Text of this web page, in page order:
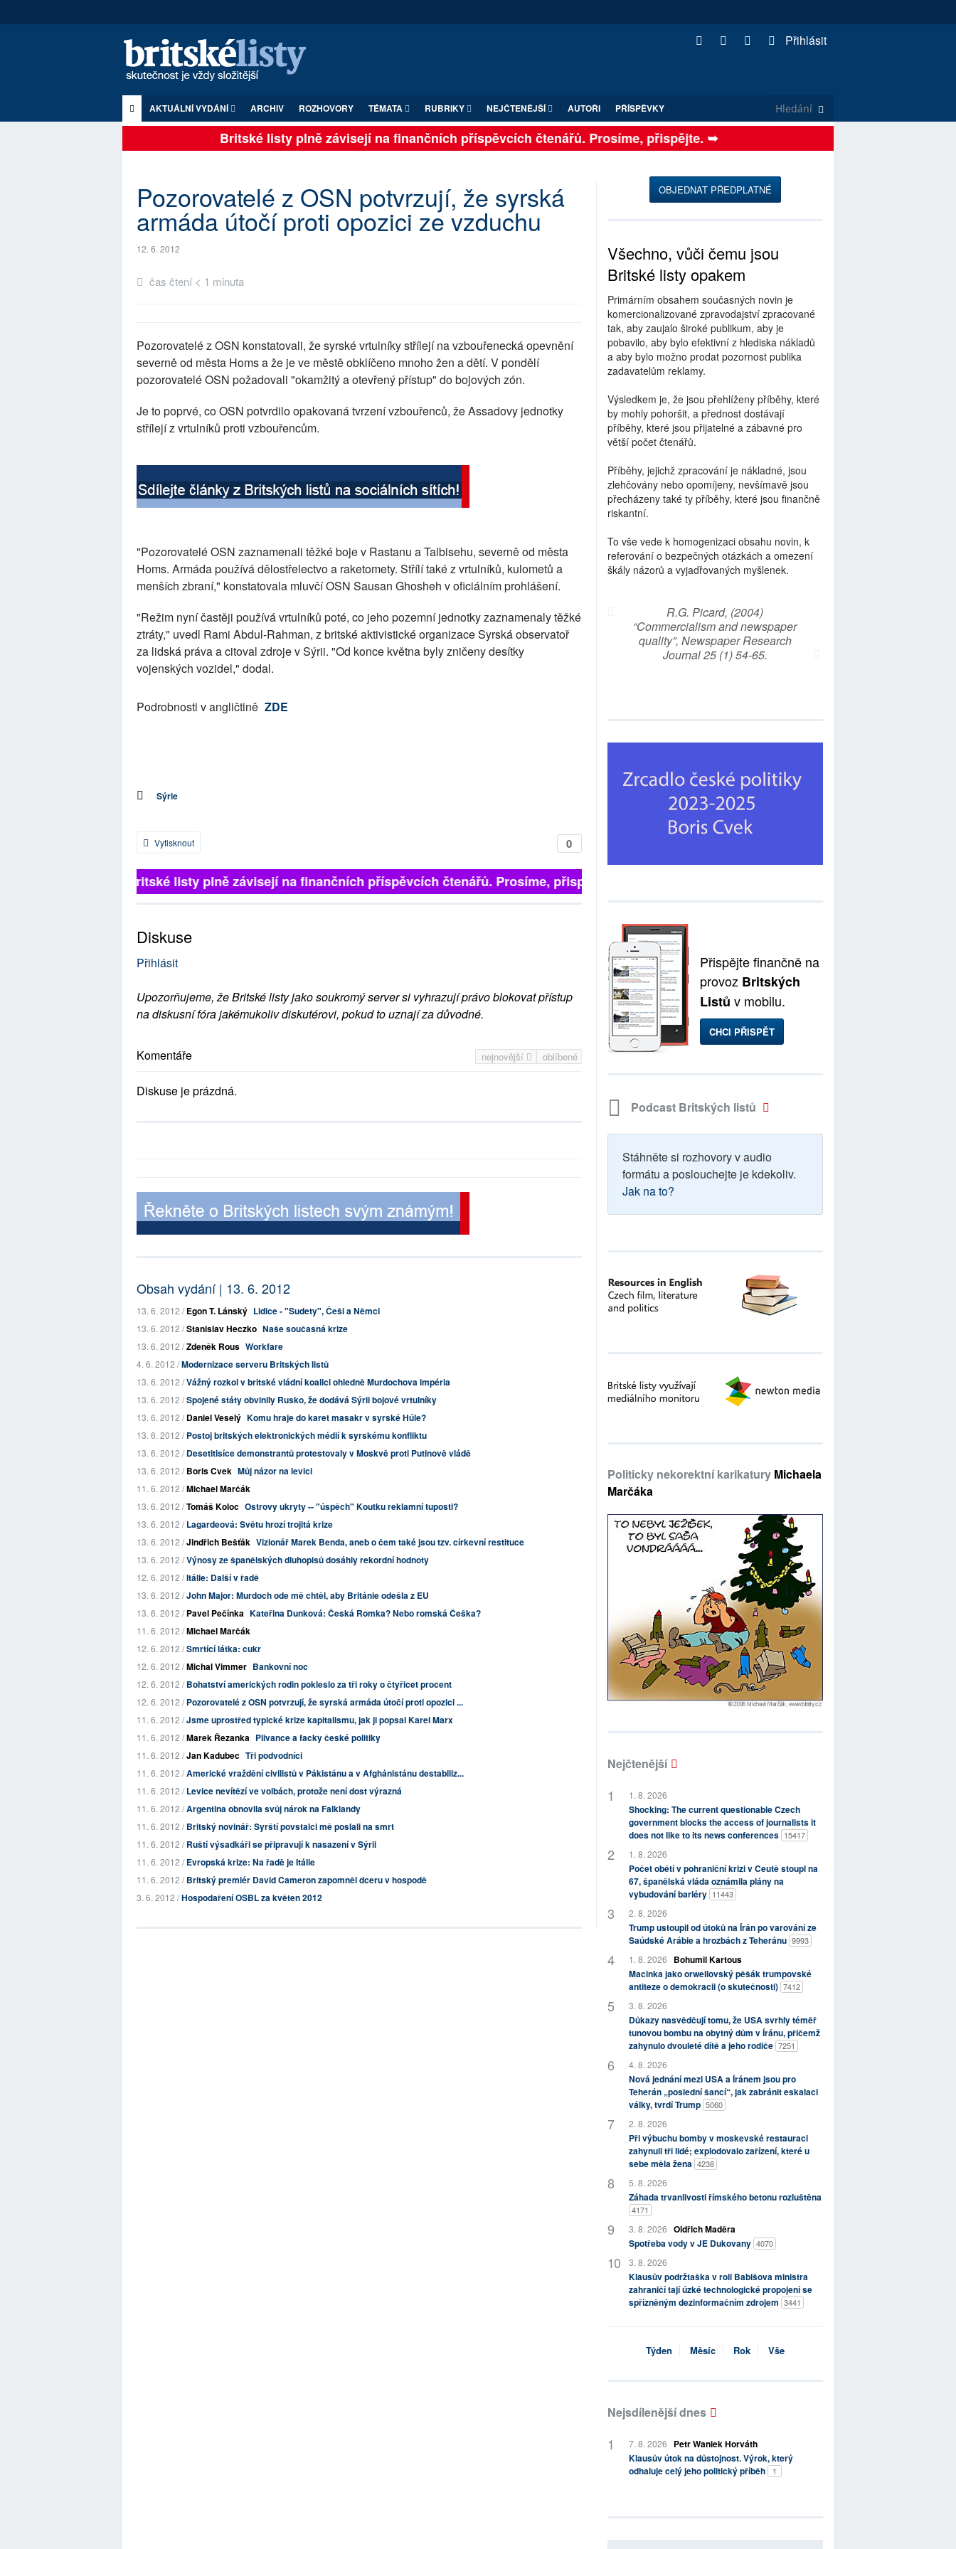
Přihlásit
AKTUÁLNÍ VYDÁNÍ ARCHIV ROZHOVORY TÉMATA RUBRIKY NEJČTENĚJŠÍ AUTOŘI PŘÍSPĚVKY
Britské listy plně závisejí na finančních příspěvcích čtenářů. Prosíme, přispějte. ➥
Pozorovatelé z OSN potvrzují, že syrská
armáda útočí proti opozici ze vzduchu
12. 6. 2012
čas čtení < 1 minuta
Pozorovatelé z OSN konstatovali, že syrské vrtulníky střílejí na vzbouřenecká opevnění
severně od města Homs a že je ve městě obklíčeno mnoho žen a dětí. V pondělí
pozorovatelé OSN požadovali "okamžitý a otevřený přístup" do bojových zón.
Je to poprvé, co OSN potvrdilo opakovaná tvrzení vzbouřenců, že Assadovy jednotky
střílejí z vrtulníků proti vzbouřencům.
"Pozorovatelé OSN zaznamenali těžké boje v Rastanu a Talbisehu, severně od města
Homs. Armáda používá dělostřelectvo a raketomety. Střílí také z vrtulníků, kulometů a
menších zbraní," konstatovala mluvčí OSN Sausan Ghosheh v oficiálním prohlášení.
"Režim nyní častěji používá vrtulníků poté, co jeho pozemní jednotky zaznamenaly těžké
ztráty," uvedl Rami Abdul-Rahman, z britské aktivistické organizace Syrská observatoř
za lidská práva a citoval zdroje v Sýrii. "Od konce května byly zničeny desítky
vojenských vozidel," dodal.
Podrobnosti v angličtině ZDE
Sýrie
0
Vytisknout
Britské listy plně závisejí na finančních příspěvcích čtenářů. Prosíme, přispějte. ➥
Diskuse
Přihlásit
Upozorňujeme, že Britské listy jako soukromý server si vyhrazují právo blokovat přístup
na diskusní fóra jakémukoliv diskutérovi, pokud to uznají za důvodné.
nejnovější oblíbené
Komentáře
Diskuse je prázdná.
Obsah vydání | 13. 6. 2012
13. 6. 2012 /Egon T. Lánský Lidice - "Sudety", Češi a Němci
13. 6. 2012 /Stanislav Heczko Naše současná krize
13. 6. 2012 /Zdeněk Rous Workfare
4. 6. 2012 /Modernizace serveru Britských listů
13. 6. 2012 /Vážný rozkol v britské vládní koalici ohledně Murdochova impéria
13. 6. 2012 /Spojené státy obvinily Rusko, že dodává Sýrii bojové vrtulníky
13. 6. 2012 /Daniel Veselý Komu hraje do karet masakr v syrské Húle?
13. 6. 2012 /Postoj britských elektronických médií k syrskému konfliktu
13. 6. 2012 /Desetitisíce demonstrantů protestovaly v Moskvě proti Putinově vládě
13. 6. 2012 /Boris Cvek Můj názor na levici
11. 6. 2012 /Michael Marčák
13. 6. 2012 /Tomáš Koloc Ostrovy ukryty -- "úspěch" Koutku reklamní tuposti?
13. 6. 2012 /Lagardeová: Světu hrozí trojitá krize
13. 6. 2012 /Jindřich Bešťák Vizionář Marek Benda, aneb o čem také jsou tzv. církevní restituce
13. 6. 2012 /Výnosy ze španělských dluhopisů dosáhly rekordní hodnoty
12. 6. 2012 /Itálie: Další v řadě
13. 6. 2012 /John Major: Murdoch ode mě chtěl, aby Británie odešla z EU
13. 6. 2012 /Pavel Pečínka Kateřina Dunková: Česká Romka? Nebo romská Češka?
11. 6. 2012 /Michael Marčák
12. 6. 2012 /Smrtící látka: cukr
12. 6. 2012 /Michal Vimmer Bankovní noc
12. 6. 2012 /Bohatství amerických rodin pokleslo za tři roky o čtyřicet procent
12. 6. 2012 /Pozorovatelé z OSN potvrzují, že syrská armáda útočí proti opozici ...
11. 6. 2012 /Jsme uprostřed typické krize kapitalismu, jak ji popsal Karel Marx
11. 6. 2012 /Marek Řezanka Plivance a facky české politiky
11. 6. 2012 /Jan Kadubec Tři podvodníci
11. 6. 2012 /Americké vraždění civilistů v Pákistánu a v Afghánistánu destabiliz...
11. 6. 2012 /Levice nevítězí ve volbách, protože není dost výrazná
11. 6. 2012 /Argentina obnovila svůj nárok na Falklandy
11. 6. 2012 /Britský novinář: Syrští povstalci mě poslali na smrt
11. 6. 2012 /Ruští výsadkáři se připravují k nasazení v Sýrii
11. 6. 2012 /Evropská krize: Na řadě je Itálie
11. 6. 2012 /Britský premiér David Cameron zapomněl dceru v hospodě
3. 6. 2012 /Hospodaření OSBL za květen 2012
OBJEDNAT PŘEDPLATNÉ
Všechno, vůči čemu jsou
Britské listy opakem
Primárním obsahem současných novin je
komercionalizované zpravodajství zpracované
tak, aby zaujalo široké publikum, aby je
pobavilo, aby bylo efektivní z hlediska nákladů
a aby bylo možno prodat pozornost publika
zadavatelům reklamy.
Výsledkem je, že jsou přehlíženy příběhy, které
by mohly pohoršit, a přednost dostávají
příběhy, které jsou přijatelné a zábavné pro
větší počet čtenářů.
Příběhy, jejichž zpracování je nákladné, jsou
zlehčovány nebo opomíjeny, nevšímavě jsou
přecházeny také ty příběhy, které jsou finančně
riskantní.
To vše vede k homogenizaci obsahu novin, k
referování o bezpečných otázkách a omezení
škály názorů a vyjadřovaných myšlenek.
R.G. Picard, (2004)
“Commercialism and newspaper
quality”, Newspaper Research
Journal 25 (1) 54-65.
Přispějte finančně na
provoz Britských
Listů v mobilu.
CHCI PŘISPĚT
Podcast Britských listů
Stáhněte si rozhovory v audio
formátu a poslouchejte je kdekoliv.
Jak na to?
Politicky nekorektní karikatury Michaela
Marčáka
Nejčtenější
1. 8. 2026
Shocking: The current questionable Czech
government blocks the access of journalists it
does not like to its news conferences 15417
1. 8. 2026
Počet obětí v pohraniční krizi v Ceutě stoupl na
67, španělská vláda oznámila plány na
vybudování bariéry 11443
2. 8. 2026
Trump ustoupil od útoků na Írán po varování ze
Saúdské Arábie a hrozbách z Teheránu 9993
1. 8. 2026
Bohumil Kartous
Macinka jako orwellovský pěšák trumpovské
antiteze o demokracii (o skutečnosti) 7412
3. 8. 2026
Důkazy nasvědčují tomu, že USA svrhly téměř
tunovou bombu na obytný dům v Íránu, přičemž
zahynulo dvouleté dítě a jeho rodiče 7251
4. 8. 2026
Nová jednání mezi USA a Íránem jsou pro
Teherán „poslední šancí“, jak zabránit eskalaci
války, tvrdí Trump 5060
2. 8. 2026
Při výbuchu bomby v moskevské restauraci
zahynuli tři lidé; explodovalo zařízení, které u
sebe měla žena 4238
5. 8. 2026
Záhada trvanlivosti římského betonu rozluštěna
4171
3. 8. 2026 Oldřich Maděra
Spotřeba vody v JE Dukovany 4070
3. 8. 2026
Klausův podržtaška v roli Babišova ministra
zahraničí tají úzké technologické propojení se
spřízněným dezinformačním zdrojem 3441
Týden Měsíc Rok Vše
Nejsdílenější dnes
7. 8. 2026
Petr Waniek Horváth
Klausův útok na důstojnost. Výrok, který
odhaluje celý jeho politický příběh
1